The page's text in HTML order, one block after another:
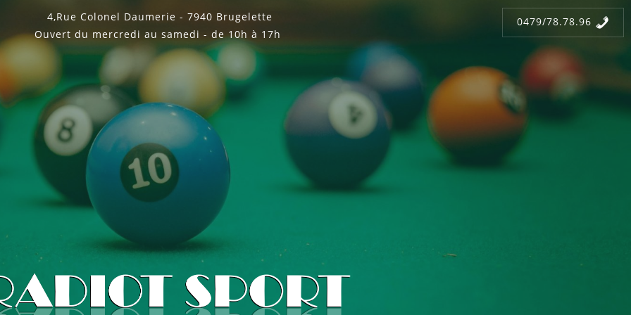
4,Rue Colonel Daumerie - 7940 Brugelette
Ouvert du mercredi au samedi - de 10h à 17h
0479/78.78.96